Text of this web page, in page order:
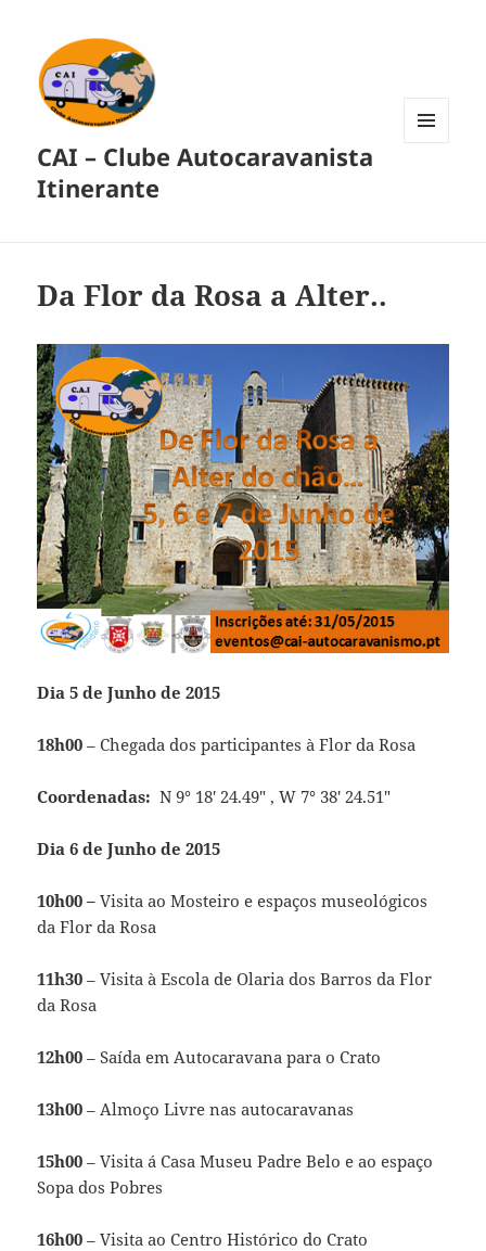
CAI – Clube Autocaravanista
Itinerante
Da Flor da Rosa a Alter..
Dia 5 de Junho de 2015
18h00 – Chegada dos participantes à Flor da Rosa
Coordenadas: N 9° 18′ 24.49″ , W 7° 38′ 24.51″
Dia 6 de Junho de 2015
10h00 – Visita ao Mosteiro e espaços museológicos
da Flor da Rosa
11h30 – Visita à Escola de Olaria dos Barros da Flor
da Rosa
12h00 – Saída em Autocaravana para o Crato
13h00– Almoço Livre nas autocaravanas
15h00 – Visita á Casa Museu Padre Belo e ao espaço
Sopa dos Pobres
16h00 – Visita ao Centro Histórico do Crato